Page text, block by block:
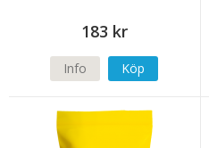
183 kr
Info Köp